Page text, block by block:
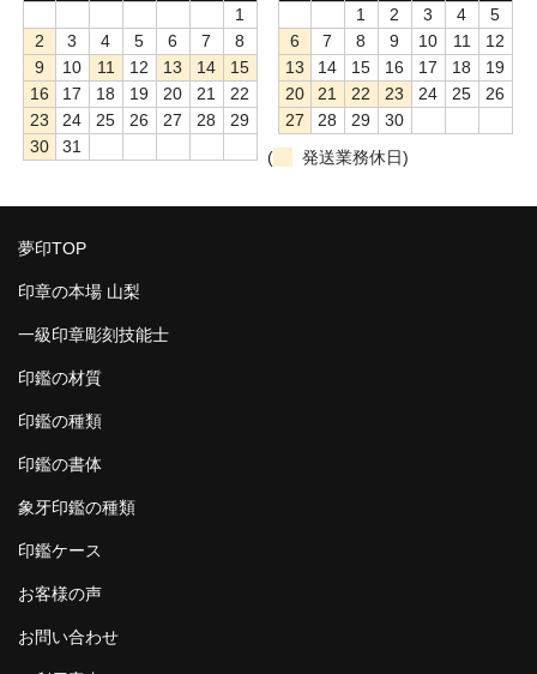
1
2
3 4 5 6 7
8
9
10 11 12 13 14
15
16
17 18 19 20 21
22
23
24 25 26 27 28
29
30
31
1
2 3 4
5
6
7 8 9 10 11
12
13
14 15 16 17 18
19
20
21 22 23 24 25
26
27
28 29
30
(
発送業務休日)
夢印TOP
印章の本場 山梨
一級印章彫刻技能士
印鑑の材質
印鑑の種類
印鑑の書体
象牙印鑑の種類
印鑑ケース
お客様の声
お問い合わせ